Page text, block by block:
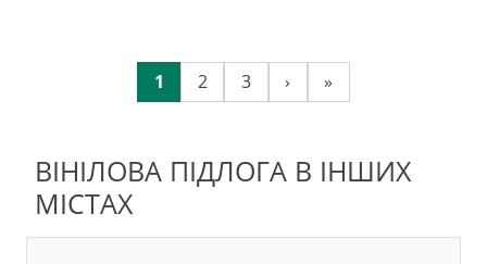
1 2 3 › »
ВІНІЛОВА ПІДЛОГА В ІНШИХ
МІСТАХ